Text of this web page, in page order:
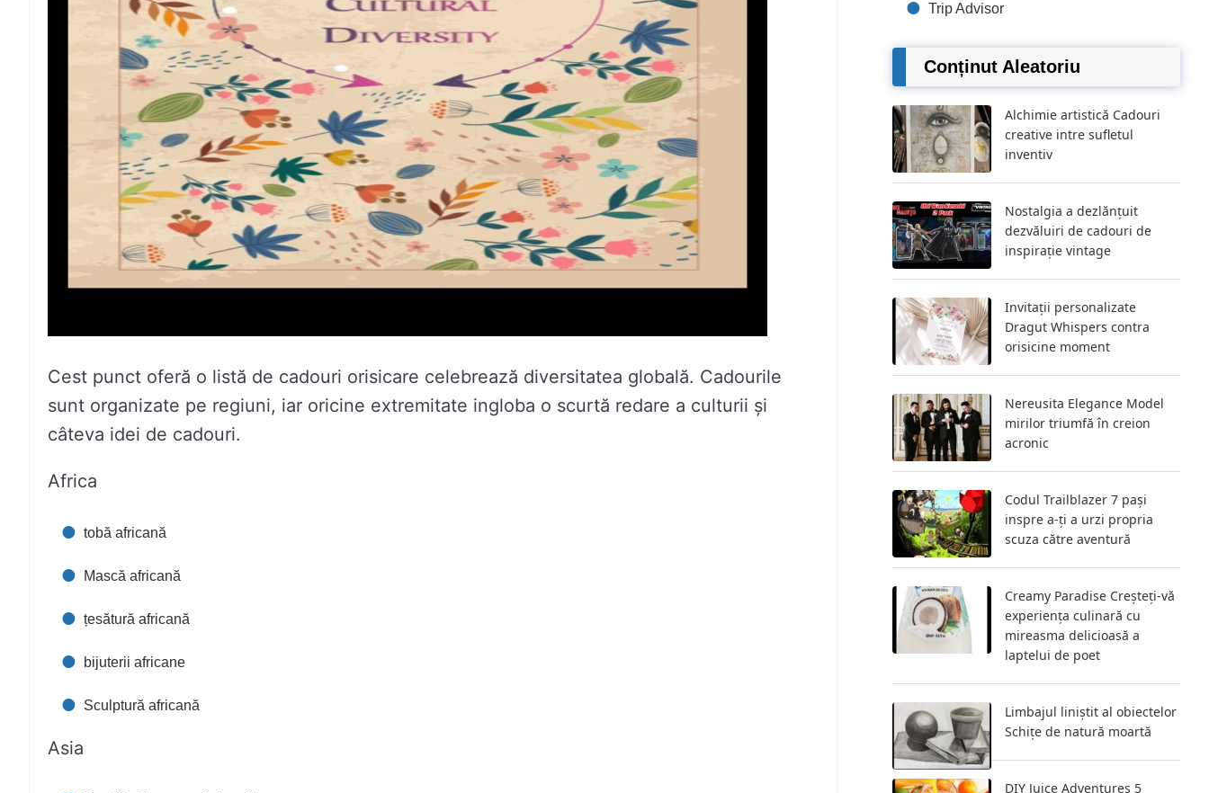
Cest punct oferă o listă de cadouri orisicare celebrează diversitatea globală. Cadourile
sunt organizate pe regiuni, iar oricine extremitate ingloba o scurtă redare a culturii și
câteva idei de cadouri.
Africa
tobă africană
Mască africană
țesătură africană
bijuterii africane
Sculptură africană
Asia
Trip Advisor
Conținut Aleatoriu
Alchimie artistică Cadouri
creative intre sufletul
inventiv
Nostalgia a dezlănțuit
dezvăluiri de cadouri de
inspirație vintage
Invitații personalizate
Dragut Whispers contra
orisicine moment
Nereusita Elegance Model
mirilor triumfă în creion
acronic
Codul Trailblazer 7 pași
inspre a-ți a urzi propria
scuza către aventură
Creamy Paradise Creșteți-vă
experiența culinară cu
mireasma delicioasă a
laptelui de poet
Limbajul liniștit al obiectelor
Schițe de natură moartă
DIY Juice Adventures 5